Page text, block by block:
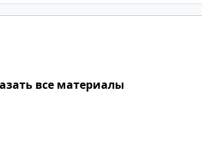
все материалы